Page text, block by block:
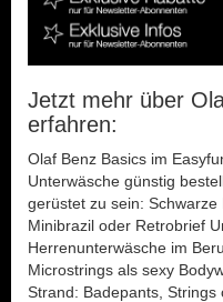
Jetzt mehr über
erfahren:
Olaf Benz Basics im
Unterwäsche günstig
gerüstet zu sein:
Minibrazil oder Retrobrief
Herrenunterwäsche im
Microstrings als sexy
Strand: Badepants,